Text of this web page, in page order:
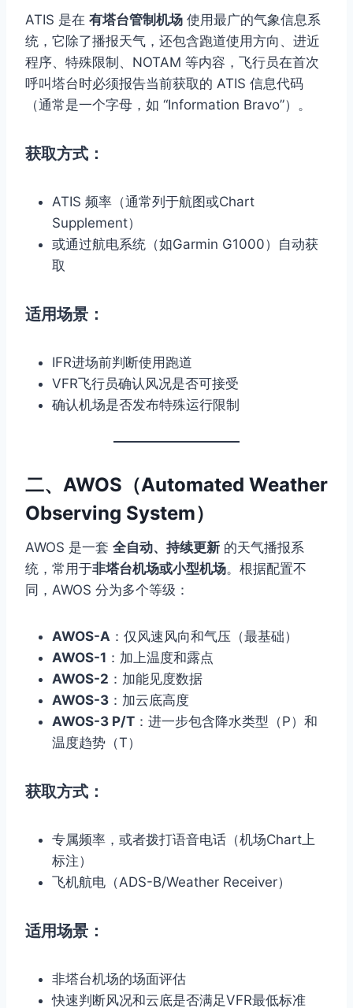
ATIS 是在 有塔台管制机场 使用最广的气象信息系
统，它除了播报天气，还包含跑道使用方向、进近
程序、特殊限制、NOTAM 等内容，飞行员在首次
呼叫塔台时必须报告当前获取的 ATIS 信息代码
（通常是一个字母，如 “Information Bravo”）。
获取方式：
ATIS 频率（通常列于航图或Chart
Supplement）
或通过航电系统（如Garmin G1000）自动获
取
适用场景：
IFR进场前判断使用跑道
VFR飞行员确认风况是否可接受
确认机场是否发布特殊运行限制
二、AWOS（Automated Weather
Observing System）
AWOS 是一套 全自动、持续更新 的天气播报系
统，常用于非塔台机场或小型机场。根据配置不
同，AWOS 分为多个等级：
AWOS-A ：仅风速风向和气压（最基础）
AWOS-1 ：加上温度和露点
AWOS-2 ：加能见度数据
AWOS-3 ：加云底高度
AWOS-3 P/T ：进一步包含降水类型（P）和
温度趋势（T）
获取方式：
专属频率，或者拨打语音电话（机场Chart上
标注）
飞机航电（ADS-B/Weather Receiver）
适用场景：
非塔台机场的场面评估
快速判断风况和云底是否满足VFR最低标准